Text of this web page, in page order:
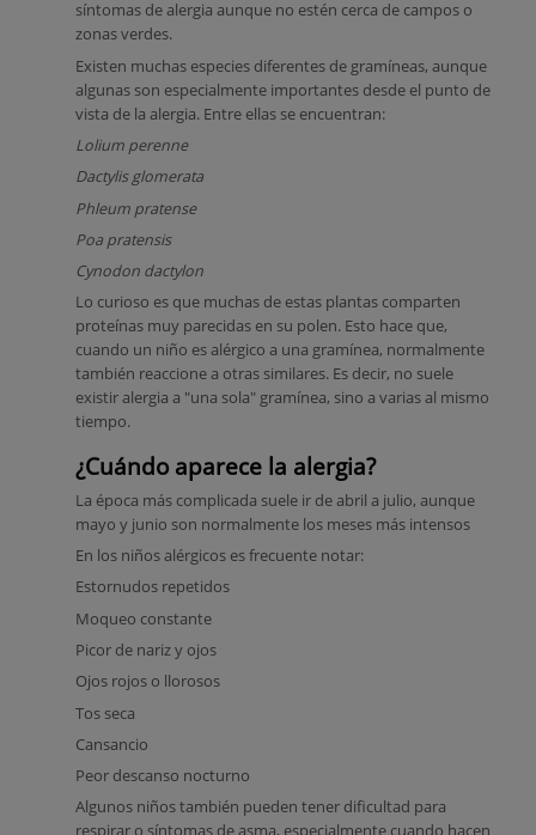
síntomas de alergia aunque no estén cerca de campos o
zonas verdes.
Existen muchas especies diferentes de gramíneas, aunque
algunas son especialmente importantes desde el punto de
vista de la alergia. Entre ellas se encuentran:
Lolium perenne
Dactylis glomerata
Phleum pratense
Poa pratensis
Cynodon dactylon
Lo curioso es que muchas de estas plantas comparten
proteínas muy parecidas en su polen. Esto hace que,
cuando un niño es alérgico a una gramínea, normalmente
también reaccione a otras similares. Es decir, no suele
existir alergia a "una sola" gramínea, sino a varias al mismo
tiempo.
¿Cuándo aparece la alergia?
La época más complicada suele ir de abril a julio, aunque
mayo y junio son normalmente los meses más intensos
En los niños alérgicos es frecuente notar:
Estornudos repetidos
Moqueo constante
Picor de nariz y ojos
Ojos rojos o llorosos
Tos seca
Cansancio
Peor descanso nocturno
Algunos niños también pueden tener dificultad para